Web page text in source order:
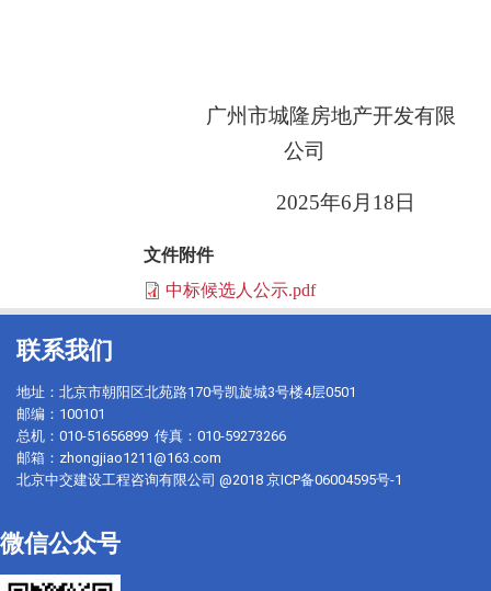
广州市城隆房地产开发有限
公司
2025年6 月 18 日
文件附件
中标候选人公示.pdf
联系我们
地址：北京市朝阳区北苑路170号凯旋城3号楼4层0501
邮编：100101
总机：010-51656899 传真：010-59273266
邮箱：zhongjiao1211@163.com
北京中交建设工程咨询有限公司 @2018 京ICP备06004595号-1
微信公众号